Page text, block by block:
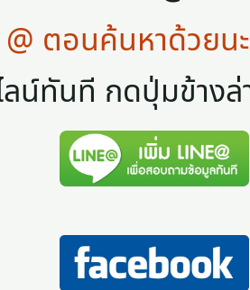
@ ตอนค้นหาด้วย
น์ทันที กดปุ่มข้างล่